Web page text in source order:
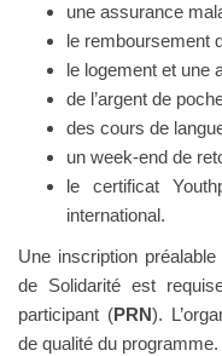
une assurance
le remboursement
le logement et une
de l’argent de
des cours de
un week-end de
le certificat
international.
Une inscription
de Solidarité est
participant (PRN).
de qualité du programme.